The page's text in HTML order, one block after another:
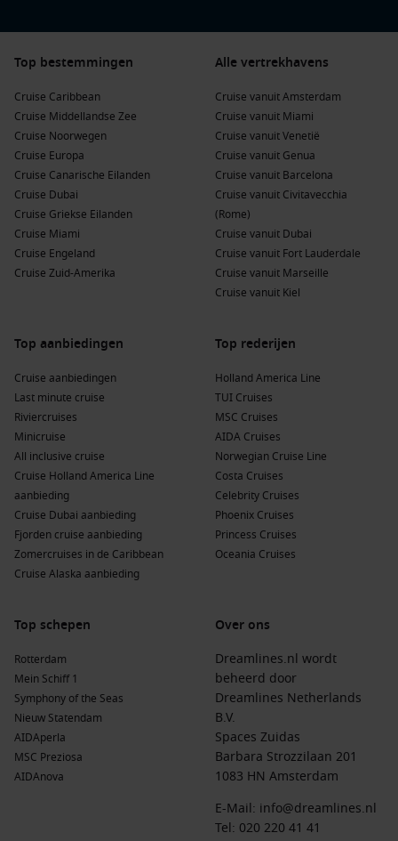
Top bestemmingen
Cruise Caribbean
Cruise Middellandse Zee
Cruise Noorwegen
Cruise Europa
Cruise Canarische Eilanden
Cruise Dubai
Cruise Griekse Eilanden
Cruise Miami
Cruise Engeland
Cruise Zuid-Amerika
Alle vertrekhavens
Cruise vanuit Amsterdam
Cruise vanuit Miami
Cruise vanuit Venetië
Cruise vanuit Genua
Cruise vanuit Barcelona
Cruise vanuit Civitavecchia
(Rome)
Cruise vanuit Dubai
Cruise vanuit Fort Lauderdale
Cruise vanuit Marseille
Cruise vanuit Kiel
Top aanbiedingen
Cruise aanbiedingen
Last minute cruise
Riviercruises
Minicruise
All inclusive cruise
Cruise Holland America Line
aanbieding
Cruise Dubai aanbieding
Fjorden cruise aanbieding
Zomercruises in de Caribbean
Cruise Alaska aanbieding
Top rederijen
Holland America Line
TUI Cruises
MSC Cruises
AIDA Cruises
Norwegian Cruise Line
Costa Cruises
Celebrity Cruises
Phoenix Cruises
Princess Cruises
Oceania Cruises
Top schepen
Rotterdam
Mein Schiff 1
Symphony of the Seas
Nieuw Statendam
AIDAperla
MSC Preziosa
AIDAnova
Over ons
Dreamlines.nl wordt
beheerd door
Dreamlines Netherlands
B.V.
Spaces Zuidas
Barbara Strozzilaan 201
1083 HN Amsterdam
E-Mail: info@dreamlines.nl
Tel: 020 220 41 41